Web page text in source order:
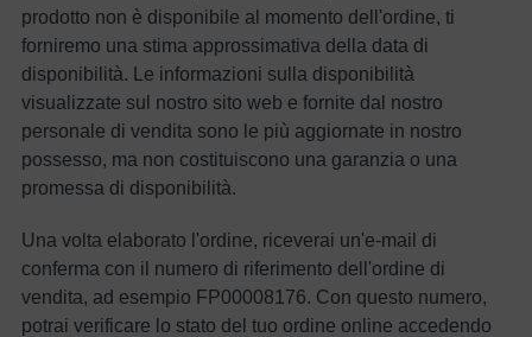
prodotto non è disponibile al momento dell'ordine, ti
forniremo una stima approssimativa della data di
disponibilità. Le informazioni sulla disponibilità
visualizzate sul nostro sito web e fornite dal nostro
personale di vendita sono le più aggiornate in nostro
possesso, ma non costituiscono una garanzia o una
promessa di disponibilità.
Una volta elaborato l'ordine, riceverai un'e-mail di
conferma con il numero di riferimento dell'ordine di
vendita, ad esempio FP00008176. Con questo numero,
potrai verificare lo stato del tuo ordine online accedendo